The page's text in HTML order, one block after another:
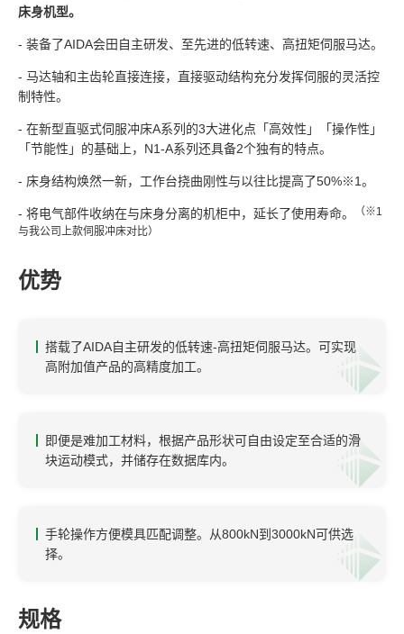
床身机型。
- 装备了AIDA会田自主研发、至先进的低转速、高扭矩伺服马达。
- 马达轴和主齿轮直接连接，直接驱动结构充分发挥伺服的灵活控
制特性。
- 在新型直驱式伺服冲床A系列的3大进化点「高效性」「操作性」
「节能性」的基础上，N1-A系列还具备2个独有的特点。
- 床身结构焕然一新，工作台挠曲刚性与以往比提高了50%※1。
- 将电气部件收纳在与床身分离的机柜中，延长了使用寿命。
（※1
与我公司上款伺服冲床对比）
优势
搭载了AIDA自主研发的低转速-高扭矩伺服马达。可实现
高附加值产品的高精度加工。
即便是难加工材料，根据产品形状可自由设定至合适的滑
块运动模式，并储存在数据库内。
手轮操作方便模具匹配调整。从800kN到3000kN可供选
择。
规格